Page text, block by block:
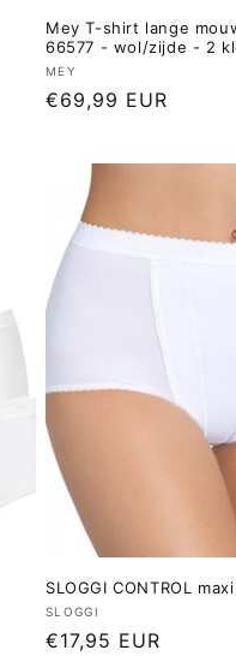
Mey T-shirt lange
66577 - wol/zijde - 2
Verkoper:
MEY
Normale
€69,99 EUR
SLOGGI CONTROL maxi
Verkoper:
SLOGGI
Normale
€17,95 EUR